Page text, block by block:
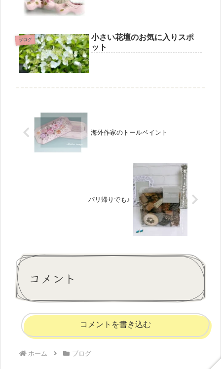
ブログ
小さい花壇のお気に入りスポ
ット
海外作家のトールペイント
パリ帰りでも♪
コメント
コメントを書き込む
ホーム ブログ